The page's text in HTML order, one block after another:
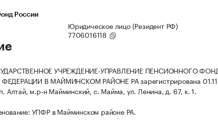
России
Юридическое лицо (Резидент РФ)
7706016118
УЧРЕЖДЕНИЕ-УПРАВЛЕНИЕ ПЕНСИОННОГО
В МАЙМИНСКОМ РАЙОНЕ РА зарегистрирована
Алтай, м.р-н Майминский, с. Майма, ул. Ленина, д. 67, к. 1.
УПФР в Майминском районе РА.